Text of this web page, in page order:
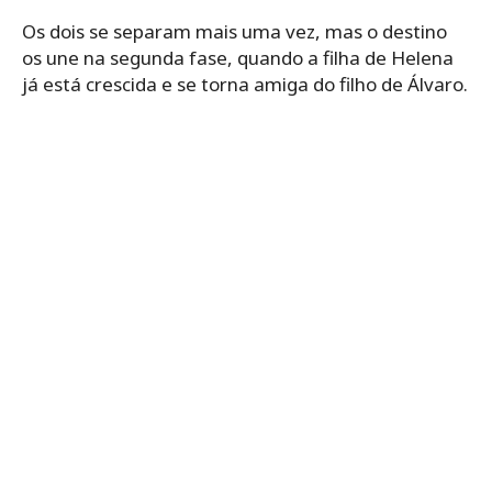
Os dois se separam mais uma vez, mas o destino
os une na segunda fase, quando a filha de Helena
já está crescida e se torna amiga do filho de Álvaro.